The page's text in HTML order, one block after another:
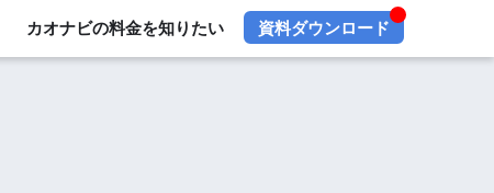
カオナビの料金を知りたい 資料ダウンロード